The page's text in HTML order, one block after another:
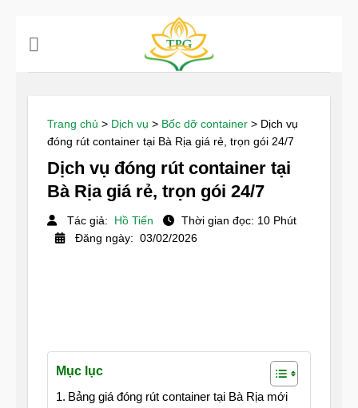
Trang chủ > Dịch vụ > Bốc dỡ container > Dịch vụ
đóng rút container tại Bà Rịa giá rẻ, trọn gói 24/7
Dịch vụ đóng rút container tại
Bà Rịa giá rẻ, trọn gói 24/7
Tác giả: Hồ Tiến
Thời gian đọc: 10 Phút
Đăng ngày: 03/02/2026
Mục lục
Bảng giá đóng rút container tại Bà Rịa mới